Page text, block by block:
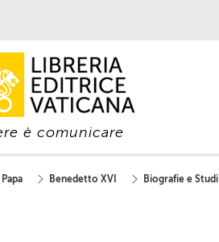
è comunicare
Papa Benedetto XVI Biografie e Studi